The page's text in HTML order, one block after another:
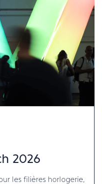
2026
les filières horlogerie,